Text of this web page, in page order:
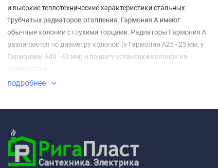
и высокие теплотехнические характеристики стальных
трубчатых радиаторов отопления. Гармония А имеют
обычные колонки с глухими торцами. Радиаторы Гармония А
различаются по диаметру колонок (у Гармонии А25 - 25 мм, у
Гармониии А40 - 40 мм) и по шагу установки колонок на
коллекторы.
подробнее